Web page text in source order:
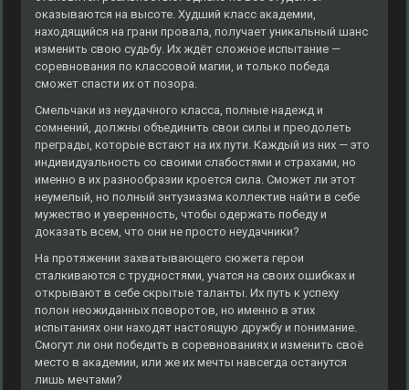
оказываются на высоте. Худший класс академии,
находящийся на грани провала, получает уникальный шанс
изменить свою судьбу. Их ждёт сложное испытание —
соревнования по классовой магии, и только победа
сможет спасти их от позора.
Смельчаки из неудачного класса, полные надежд и
сомнений, должны объединить свои силы и преодолеть
преграды, которые встают на их пути. Каждый из них — это
индивидуальность со своими слабостями и страхами, но
именно в их разнообразии кроется сила. Сможет ли этот
неумелый, но полный энтузиазма коллектив найти в себе
мужество и уверенность, чтобы одержать победу и
доказать всем, что они не просто неудачники?
На протяжении захватывающего сюжета герои
сталкиваются с трудностями, учатся на своих ошибках и
открывают в себе скрытые таланты. Их путь к успеху
полон неожиданных поворотов, но именно в этих
испытаниях они находят настоящую дружбу и понимание.
Смогут ли они победить в соревнованиях и изменить своё
место в академии, или же их мечты навсегда останутся
лишь мечтами?